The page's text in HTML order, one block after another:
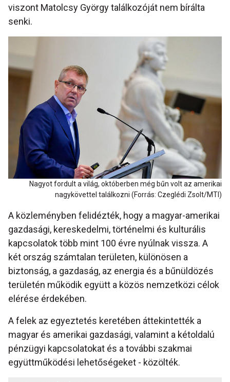
viszont Matolcsy György találkozóját nem bírálta
senki.
Nagyot fordult a világ, októberben még bűn volt az amerikai
nagykövettel találkozni (Forrás: Czeglédi Zsolt/MTI)
A közleményben felidézték, hogy a magyar-amerikai
gazdasági, kereskedelmi, történelmi és kulturális
kapcsolatok több mint 100 évre nyúlnak vissza. A
két ország számtalan területen, különösen a
biztonság, a gazdaság, az energia és a bűnüldözés
területén működik együtt a közös nemzetközi célok
elérése érdekében.
A felek az egyeztetés keretében áttekintették a
magyar és amerikai gazdasági, valamint a kétoldalú
pénzügyi kapcsolatokat és a további szakmai
együttműködési lehetőségeket - közölték.